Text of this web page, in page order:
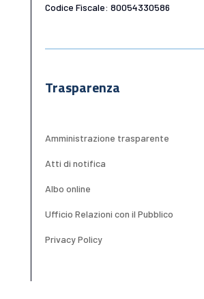
Codice Fiscale: 80054330586
Trasparenza
Amministrazione trasparente
Atti di notifica
Albo online
Ufficio Relazioni con il Pubblico
Privacy Policy